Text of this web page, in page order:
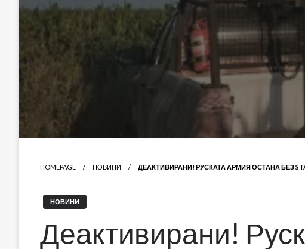
HOMEPAGE НОВИНИ ДЕАКТИВИРАНИ! РУСКАТА АРМИЯ ОСТАНА БЕЗ
НОВИНИ
Деактивирани!